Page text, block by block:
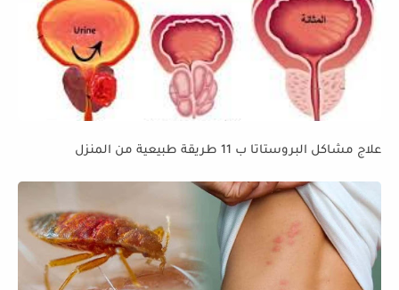
علاج مشاكل البروستاتا ب 11 طريقة طبيعية من المنزل